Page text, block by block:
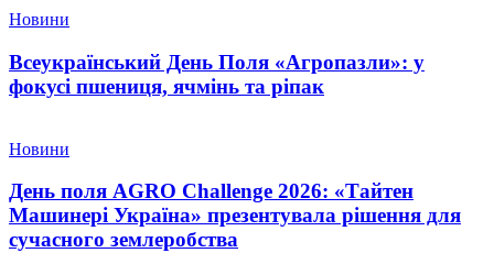
Новини
Всеукраїнський День Поля «Агропазли»: у
фокусі пшениця, ячмінь та ріпак
Новини
День поля AGRO Challenge 2026: «Тайтен
Машинері Україна» презентувала рішення для
сучасного землеробства